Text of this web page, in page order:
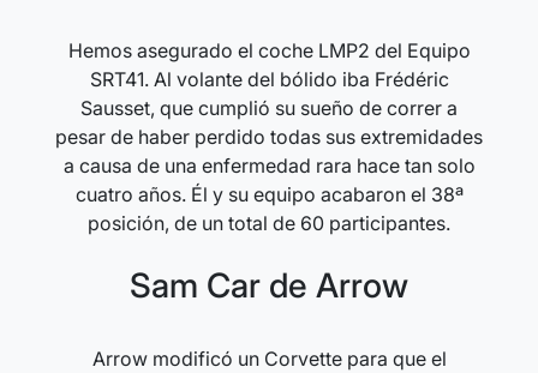
Hemos asegurado el coche LMP2 del Equipo
SRT41. Al volante del bólido iba Frédéric
Sausset, que cumplió su sueño de correr a
pesar de haber perdido todas sus extremidades
a causa de una enfermedad rara hace tan solo
cuatro años. Él y su equipo acabaron el 38ª
posición, de un total de 60 participantes.
Sam Car de Arrow
Arrow modificó un Corvette para que el